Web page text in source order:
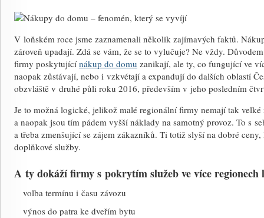
V loňském roce jsme zaznamenali několik zajímavých faktů.
zároveň upadají. Zdá se vám, že se to vylučuje? Ne vždy.
firmy poskytujícínákup do domu zanikají, ale ty, co fungující ve
naopak zůstávají, nebo i vzkvétají a expandují do dalších oblastí
obzvláště v druhé půli roku 2016, především v jeho posledním
Je to možná logické, jelikož malé regionální firmy nemají tak
a naopak jsou tím pádem vyšší náklady na samotný provoz. To s
a třeba zmenšující se zájem zákazníků. Ti totiž slyší na dobré
doplňkové služby.
A ty dokáží firmy s pokrytím služeb ve více regionech
volba termínu i času závozu
výnos do patra ke dveřím bytu